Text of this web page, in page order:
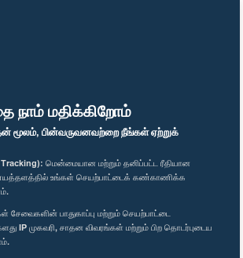
நாம் மதிக்கிறோம்
மூலம், பின்வருவனவற்றை நீங்கள் ஏற்றுக்
மென்மையான மற்றும் தனிப்பட்ட ரீதியான
உங்கள் செயற்பாட்டைக் கண்காணிக்க
சேவைகளின் பாதுகாப்பு மற்றும் செயற்பாட்டை
IP முகவரி, சாதன விவரங்கள் மற்றும் பிற தொடர்புடைய